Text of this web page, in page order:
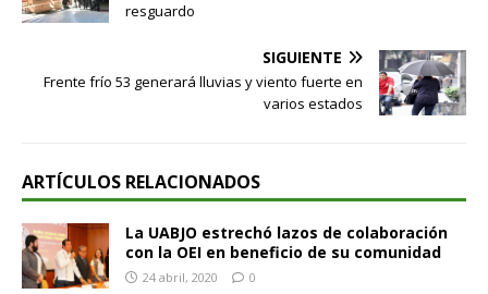
resguardo
SIGUIENTE
Frente frío 53 generará lluvias y viento fuerte en
varios estados
ARTÍCULOS RELACIONADOS
La UABJO estrechó lazos de colaboración
con la OEI en beneficio de su comunidad
24 abril, 2020 0